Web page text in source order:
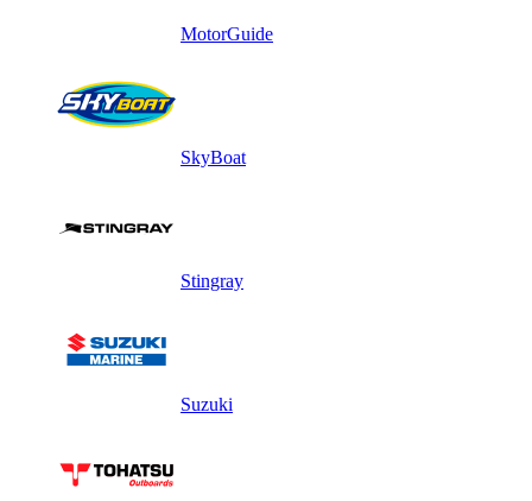
MotorGuide
SkyBoat
Stingray
Suzuki